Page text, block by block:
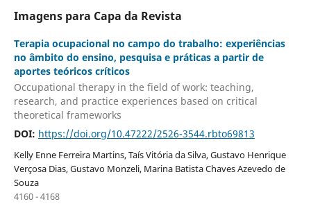
Imagens para Capa da Revista
Terapia ocupacional no campo do trabalho: experiências
no âmbito do ensino, pesquisa e práticas a partir de
aportes teóricos críticos
Occupational therapy in the field of work: teaching,
research, and practice experiences based on critical
theoretical frameworks
DOI: https://doi.org/10.47222/2526-3544.rbto69813
Kelly Enne Ferreira Martins, Taís Vitória da Silva, Gustavo Henrique
Verçosa Dias, Gustavo Monzeli, Marina Batista Chaves Azevedo de
Souza
4160 - 4168